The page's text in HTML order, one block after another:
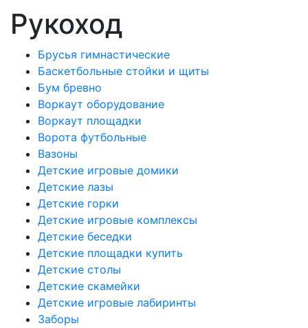
Рукоход
Брусья гимнастические
Баскетбольные стойки и щиты
Бум бревно
Воркаут оборудование
Воркаут площадки
Ворота футбольные
Вазоны
Детские игровые домики
Детские лазы
Детские горки
Детские игровые комплексы
Детские беседки
Детские площадки купить
Детские столы
Детские скамейки
Детские игровые лабиринты
Заборы